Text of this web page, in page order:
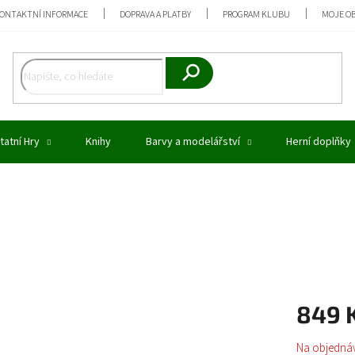
INFORMACE DOPRAVA A PLATBY PROGRAM KLUBU MOJE
Hry Knihy Barvy a modelářství Herní doplňky
849
Měrná
Na